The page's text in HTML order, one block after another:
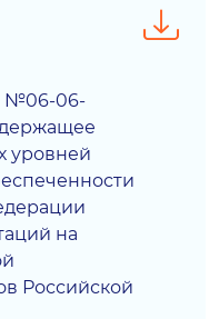
№06-06-
уровней
на
Российской